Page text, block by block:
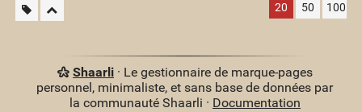
20 50 100
Shaarli· Le gestionnaire de marque-pages
personnel, minimaliste, et sans base de données par
la communauté Shaarli · Documentation